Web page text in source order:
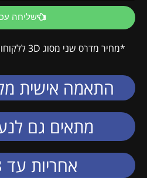
שליחה
*מחיר מדרס שני מסוג 3D ללקוחות קיימים הינו 1,475 ש״ח
התאמה אישית
מתאים גם
אחריות עד 3 שנים